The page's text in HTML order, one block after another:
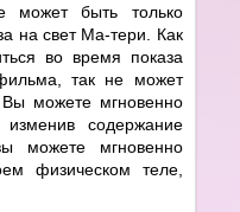
может быть только
на свет Ма-тери. Как
во время показа
так не может
можете мгновенно
содержание
можете мгновенно
физическом теле,